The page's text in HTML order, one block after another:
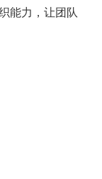
能力，让团队